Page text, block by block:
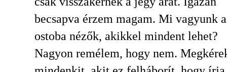
becsapva érzem magam. Mi vagyunk
ostoba nézők, akikkel mindent lehet?
Nagyon remélem, hogy nem.